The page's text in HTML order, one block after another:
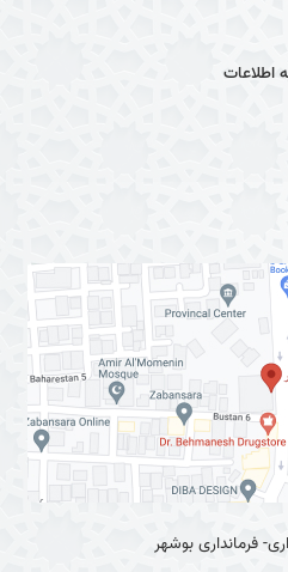
اطلاعات
فرمانداری بوشهر